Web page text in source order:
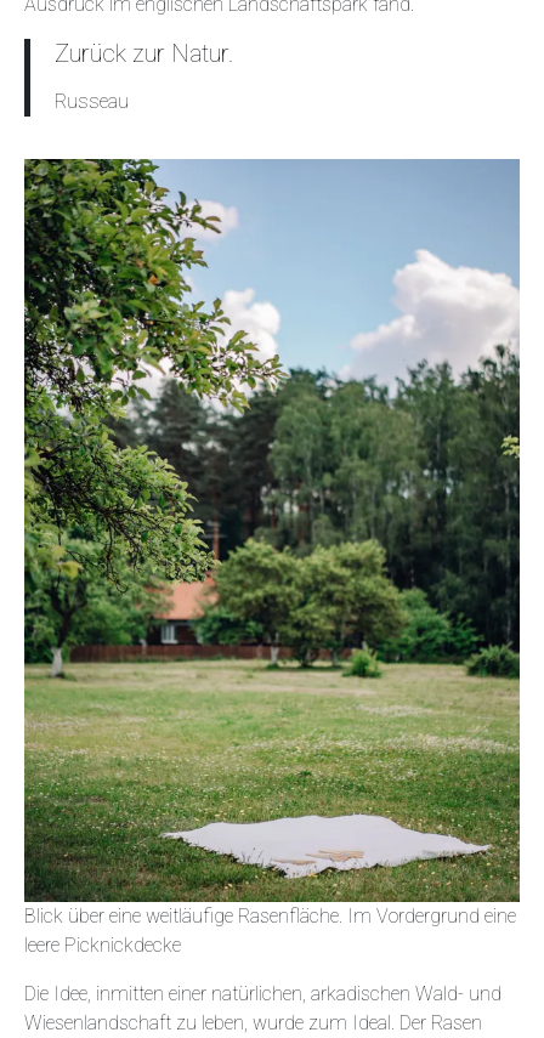
Zurück zur Natur.
Russeau
Blick über eine weitläufige Rasenfläche. Im Vordergrund eine
leere Picknickdecke
Die Idee, inmitten einer natürlichen, arkadischen Wald- und
Wiesenlandschaft zu leben, wurde zum Ideal. Der Rasen